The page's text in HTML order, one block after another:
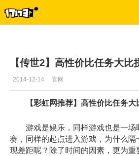
【传世2】高性价比任务大比
2014-12-14 官网
【彩虹网推荐】高性价比任务大
游戏是娱乐，同样游戏也是一场
赛，同样的起点进入游戏，为什么隔
现差距呢？除了时间的因素，更为重